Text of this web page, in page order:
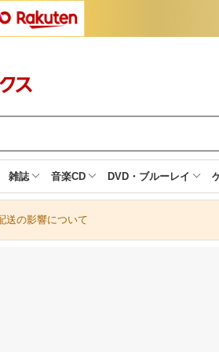
雑誌 音楽CD DVD・ブルーレイ
送の影響について